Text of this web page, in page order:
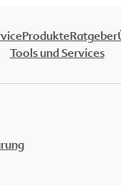
ProdukteRatgeber
Tools und Services